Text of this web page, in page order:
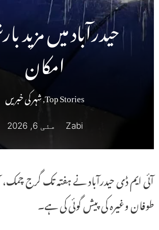
حیدرآباد میں مزید
امکان
Top Stories
,شہر کی خبریں
Zabi مئی 6, 2026
آئی ایم ڈی حیدرآباد نے ہفتہ تک گرج چمک،
طوفان وغیرہ کی پیش گوئی کی ہے۔